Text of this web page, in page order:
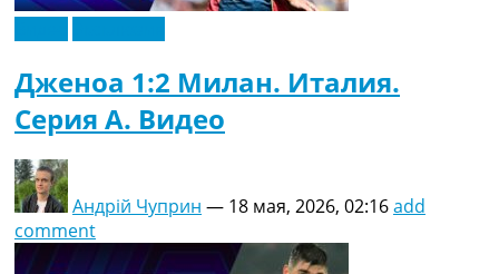
Дженоа 1:2 Милан. Италия.
Серия A. Видео
Андрій Чуприн — 18 мая, 2026, 02:16add
comment